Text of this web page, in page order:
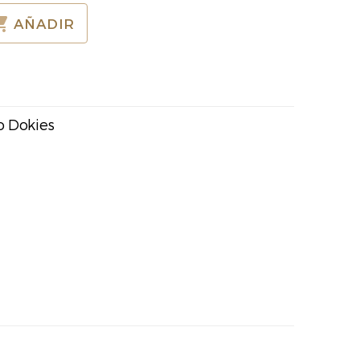
AÑADIR
Dokies